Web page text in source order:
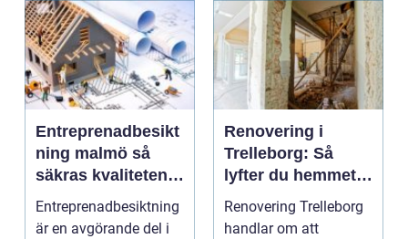
Entreprenadbesikt
ning malmö så
säkras kvaliteten i
byggprojekt
Entreprenadbesiktning
är en avgörande del i
Renovering i
Trelleborg: Så
lyfter du hemmet
på ett smart sätt
Renovering Trelleborg
handlar om att